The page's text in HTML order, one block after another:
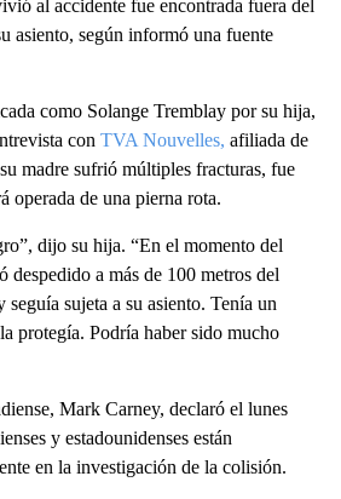
al accidente fue encontrada fuera del
asiento, según informó una fuente
como Solange Tremblay por su hija,
con TVA Nouvelles, afiliada de
madre sufrió múltiples fracturas, fue
operada de una pierna rota.
dijo su hija. “En el momento del
despedido a más de 100 metros del
sujeta a su asiento. Tenía un
protegía. Podría haber sido mucho
Mark Carney, declaró el lunes
y estadounidenses están
en la investigación de la colisión.